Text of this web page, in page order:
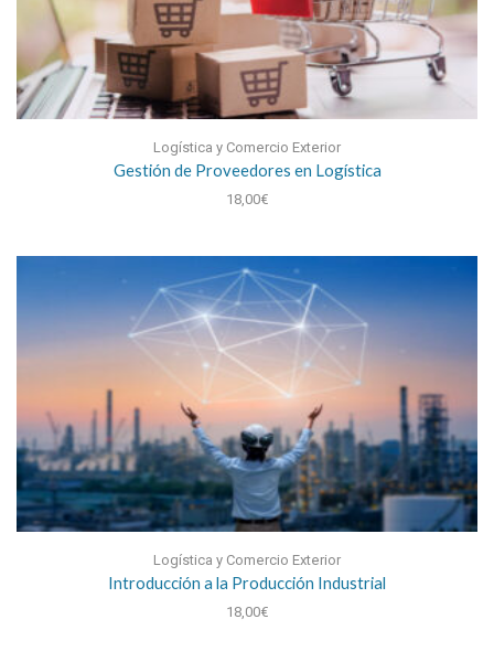
Logística y Comercio Exterior
Gestión de Proveedores en Logística
18,00€
Logística y Comercio Exterior
Introducción a la Producción Industrial
18,00€